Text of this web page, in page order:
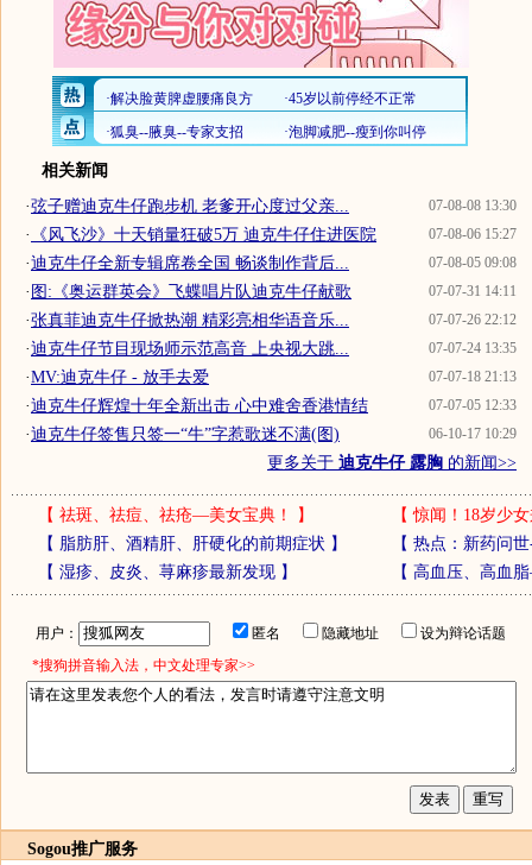
相关新闻
07-08-08 13:30
·弦子赠迪克牛仔跑步机 老爹开心度过父亲...
07-08-06 15:27
· 《风飞沙》十天销量狂破5万 迪克牛仔住进医院
07-08-05 09:08
·迪克牛仔全新专辑席卷全国 畅谈制作背后...
07-07-31 14:11
·图:《奥运群英会》飞蝶唱片队迪克牛仔献歌
07-07-26 22:12
·张真菲迪克牛仔掀热潮 精彩亮相华语音乐...
07-07-24 13:35
·迪克牛仔节目现场师示范高音 上央视大跳...
07-07-18 21:13
·MV:迪克牛仔 - 放手去爱
07-07-05 12:33
·迪克牛仔辉煌十年全新出击 心中难舍香港情结
06-10-17 10:29
·迪克牛仔签售只签一“牛”字惹歌迷不满(图)
更多关于 迪克牛仔 露胸 的新闻>>
【 祛斑、祛痘、祛疮—美女宝典！ 】 【惊闻！18岁少
【 脂肪肝、酒精肝、肝硬化的前期症状 】 【 热点：新药问
【 湿疹、皮炎、荨麻疹最新发现】 【 高血压、高血
用户： 匿名 隐藏地址
设为辩论话题
*搜狗拼音输入法，中文处理专家>>
Sogou推广服务